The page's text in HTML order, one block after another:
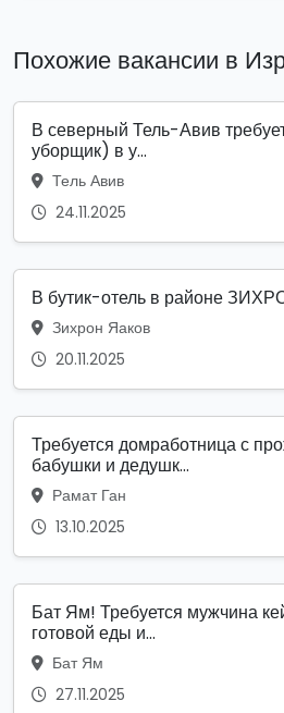
Похожие вакансии в
В северный Тель-Авив
уборщик) в у...
Тель Авив
24.11.2025
В бутик-отель в районе
Зихрон Яаков
20.11.2025
Требуется домработница с
бабушки и дедушк...
Рамат Ган
13.10.2025
Бат Ям! Требуется мужчина
готовой еды и...
Бат Ям
27.11.2025